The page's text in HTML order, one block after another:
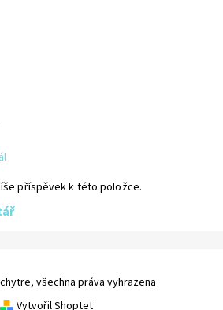
příspěvek k této položce.
všechna práva vyhrazena
Vytvořil Shoptet